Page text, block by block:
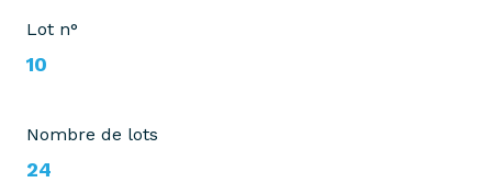
Lot n°
10
Nombre de lots
24